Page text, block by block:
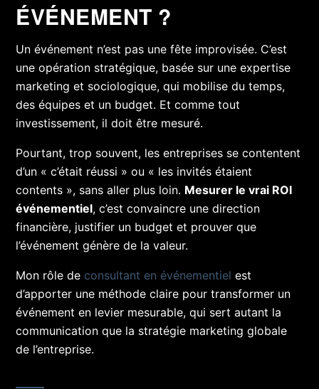
ÉVÉNEMENT ?
Un événement n’est pas une fête improvisée. C’est
une opération stratégique, basée sur une expertise
marketing et sociologique, qui mobilise du temps,
des équipes et un budget. Et comme tout
investissement, il doit être mesuré.
Pourtant, trop souvent, les entreprises se contentent
d’un « c’était réussi » ou « les invités étaient
contents », sans aller plus loin. Mesurer le vrai ROI
événementiel, c’est convaincre une direction
financière, justifier un budget et prouver que
l’événement génère de la valeur.
Mon rôle de consultant en événementiel est
d’apporter une méthode claire pour transformer un
événement en levier mesurable, qui sert autant la
communication que la stratégie marketing globale
de l’entreprise.